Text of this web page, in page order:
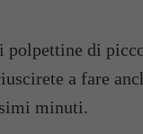
polpettine di
a fare
minuti.